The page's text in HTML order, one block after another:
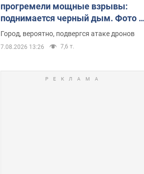
прогремели мощные взрывы:
поднимается черный дым. Фото и
видео
Город, вероятно, подвергся атаке дронов
7.08.2026 13:26 7,6 т.